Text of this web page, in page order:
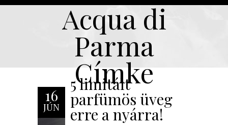
Acqua di
Parma
Címke
16
JÚN
5 limitált
parfümös üveg
erre a nyárra!